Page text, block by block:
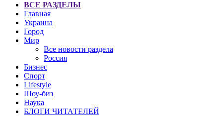
ВСЕ РАЗДЕЛЫ
Главная
Украина
Город
Мир
Все новости раздела
Россия
Бизнес
Спорт
Lifestyle
Шоу-биз
Наука
БЛОГИ ЧИТАТЕЛЕЙ